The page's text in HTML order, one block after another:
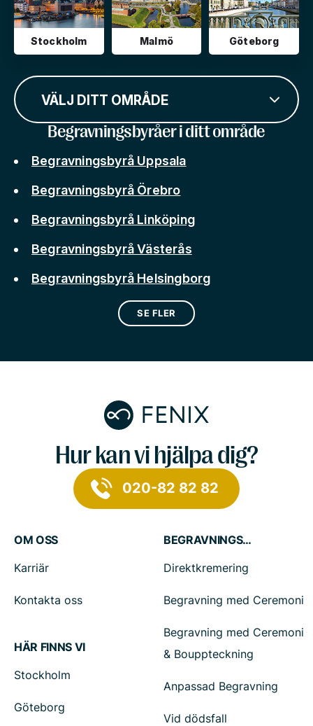
Stockholm Malmö Göteborg
VÄLJ DITT OMRÅDE
Begravningsbyråer i ditt område
Begravningsbyrå Uppsala
Begravningsbyrå Örebro
Begravningsbyrå Linköping
Begravningsbyrå Västerås
Begravningsbyrå Helsingborg
SE FLER
Hur kan vi hjälpa dig?
020-82 82 82
OM OSS
Karriär
Kontakta oss
HÄR FINNS VI
Stockholm
Göteborg
BEGRAVNINGSTJÄNSTER
Direktkremering
Begravning med Ceremoni
Begravning med Ceremoni
& Bouppteckning
Anpassad Begravning
Vid dödsfall